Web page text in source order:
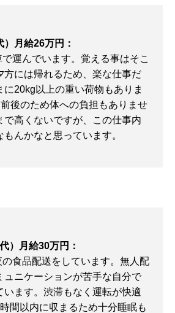
月給26万円：
運んでいます。覚える事はそこ
方には帰れるため、楽な仕事だ
に20kg以上の重い荷物もありま
後のため体への負担もありませ
で高くないですが、この仕事内
んかなと思っています。
）月給30万円：
食品配送をしています。無人配
ュニケーションが苦手な自分で
います。渋滞もなく運転が快適
間以内に収まるため十分睡眠も